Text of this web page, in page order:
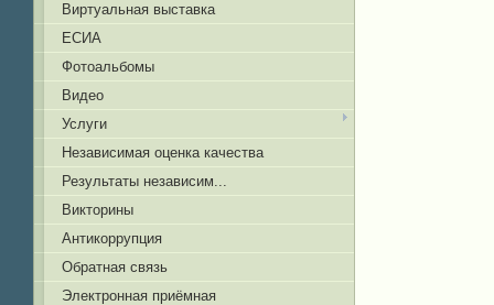
Виртуальная выставка
ЕСИА
Фотоальбомы
Видео
Услуги
Независимая оценка качества
Результаты независим...
Викторины
Антикоррупция
Обратная связь
Электронная приёмная